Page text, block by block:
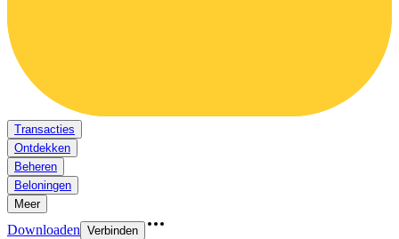
Transacties
Ontdekken
Beheren
Beloningen
Meer
Downloaden Verbinden